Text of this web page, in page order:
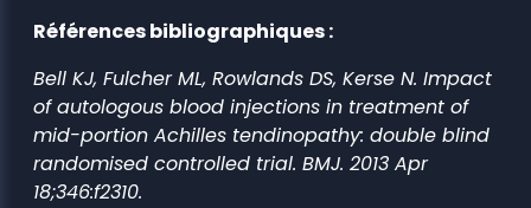
Références bibliographiques :
Bell KJ, Fulcher ML, Rowlands DS, Kerse N. Impact
of autologous blood injections in treatment of
mid-portion Achilles tendinopathy: double blind
randomised controlled trial. BMJ. 2013 Apr
18;346:f2310.